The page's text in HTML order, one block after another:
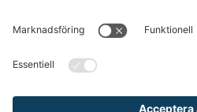
TELEFON